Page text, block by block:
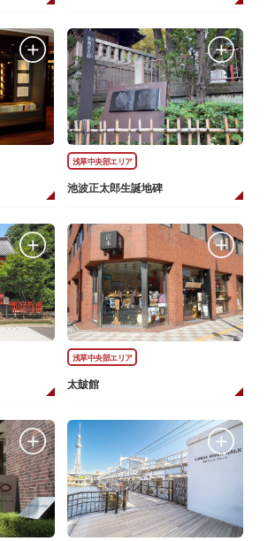
浅草中央部エリア
池波正太郎生誕地碑
浅草中央部エリア
太皷館